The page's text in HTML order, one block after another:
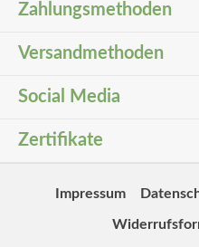
Zahlungsmethoden
Versandmethoden
Social Media
Zertifikate
Impressum